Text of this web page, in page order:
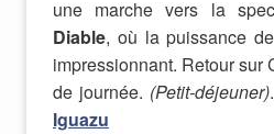
une marche vers la
Diable, où la puissance
impressionnant. Retour sur
de journée. (Petit-déjeuner).
Iguazu